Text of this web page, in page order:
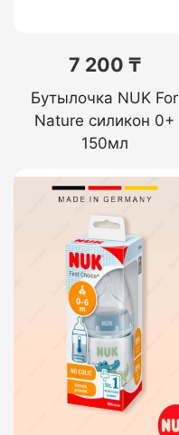
7 200 ₸
Бутылочка NUK For
Nature силикон 0+
150мл